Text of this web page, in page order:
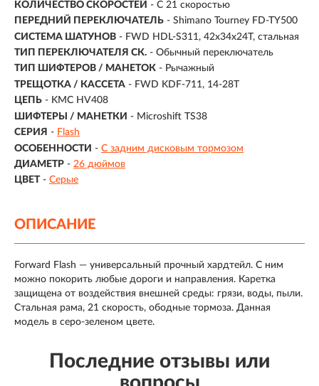
КОЛИЧЕСТВО СКОРОСТЕЙ - С 21 скоростью
ПЕРЕДНИЙ ПЕРЕКЛЮЧАТЕЛЬ - Shimano Tourney FD-TY500
СИСТЕМА ШАТУНОВ - FWD HDL-S311, 42x34x24T, стальная
ТИП ПЕРЕКЛЮЧАТЕЛЯ СК. - Обычный переключатель
ТИП ШИФТЕРОВ / МАНЕТОК - Рычажный
ТРЕЩОТКА / КАССЕТА - FWD KDF-711, 14-28T
ЦЕПЬ - KMC HV408
ШИФТЕРЫ / МАНЕТКИ - Microshift TS38
СЕРИЯ - Flash
ОСОБЕННОСТИ - С задним дисковым тормозом
ДИАМЕТР - 26 дюймов
ЦВЕТ - Серые
ОПИСАНИЕ
Forward Flash — универсальный прочный хардтейл. С ним
можно покорить любые дороги и направления. Каретка
защищена от воздействия внешней среды: грязи, воды, пыли.
Стальная рама, 21 скорость, ободные тормоза. Данная
модель в серо-зеленом цвете.
Последние отзывы или